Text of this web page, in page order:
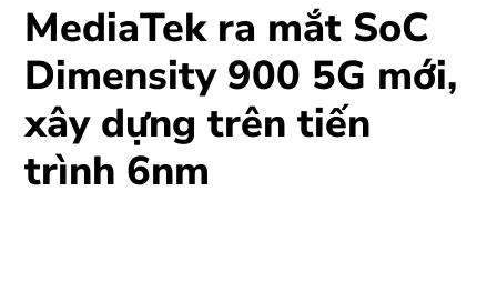
MediaTek ra mắt SoC
Dimensity 900 5G mới,
xây dựng trên tiến
trình 6nm